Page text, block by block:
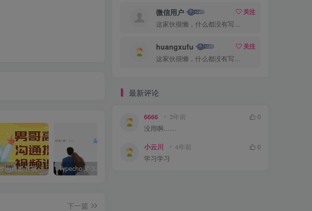
男哥高效沟通提升视频课程
下一篇
微信用户
关注
这家伙很懒，什么都没有写...
huangxufu
关注
这家伙很懒，什么都没有写...
最新评论
6666 3年前
0
没用啊……
小云川 4年前
0
学习学习